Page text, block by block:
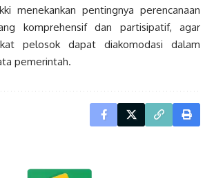
menekankan pentingnya perencanaan
komprehensif dan partisipatif, agar
pelosok dapat diakomodasi dalam
pemerintah.